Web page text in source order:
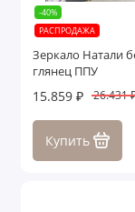
-40%
РАСПРОДАЖА
Зеркало Натали
глянец ППУ
15.859 ₽ 26.431
Купить